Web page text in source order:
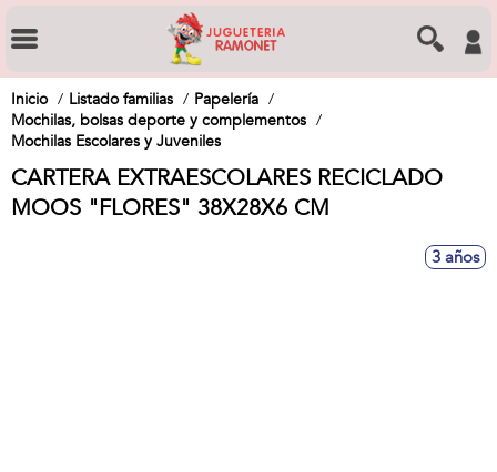
Inicio Listado familias
Papelería
Mochilas, bolsas deporte y complementos
Mochilas Escolares y Juveniles
CARTERA EXTRAESCOLARES RECICLADO
MOOS "FLORES" 38X28X6 CM
3 años